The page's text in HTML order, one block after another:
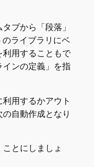
ブから「段落」
ライブラリにベ
利用することもで
ンの定義」を指
用するかアウト
自動作成となり
とにしましょ